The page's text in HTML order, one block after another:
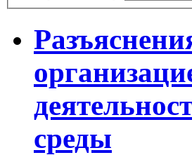
среды